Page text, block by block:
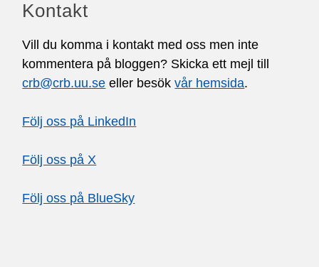
Kontakt
Vill du komma i kontakt med oss men inte
kommentera på bloggen? Skicka ett mejl till
crb@crb.uu.se eller besökvår hemsida.
Följ oss på LinkedIn
Följ oss på X
Följ oss på BlueSky